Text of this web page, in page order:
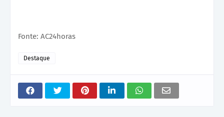
Fonte: AC24horas
Destaque